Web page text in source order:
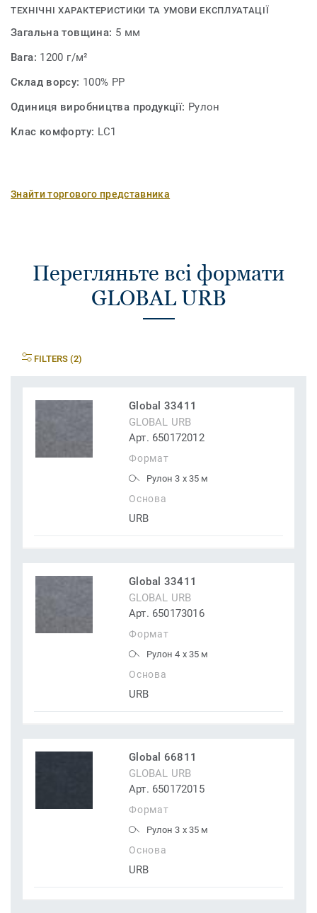
ТЕХНІЧНІ ХАРАКТЕРИСТИКИ ТА УМОВИ ЕКСПЛУАТАЦІЇ
Загальна товщина: 5 мм
Вага: 1200 г/м²
Склад ворсу: 100% PP
Одиниця виробництва продукції: Рулон
Клас комфорту: LC1
Знайти торгового представника
Перегляньте всі формати
GLOBAL URB
FILTERS (2)
Global 33411
GLOBAL URB
Арт. 650172012
Формат
Рулон 3 x 35 м
Основа
URB
Global 33411
GLOBAL URB
Арт. 650173016
Формат
Рулон 4 x 35 м
Основа
URB
Global 66811
GLOBAL URB
Арт. 650172015
Формат
Рулон 3 x 35 м
Основа
URB